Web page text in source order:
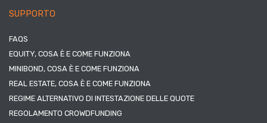
SUPPORTO
FAQS
EQUITY, COSA È E COME FUNZIONA
MINIBOND, COSA È E COME FUNZIONA
REAL ESTATE, COSA È E COME FUNZIONA
REGIME ALTERNATIVO DI INTESTAZIONE DELLE QUOTE
REGOLAMENTO CROWDFUNDING